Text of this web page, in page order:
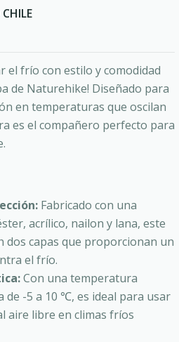
el frío con estilo y comodidad
de Naturehike! Diseñado para
en temperaturas que oscilan
es el compañero perfecto para
Fabricado con una
acrílico, nailon y lana, este
dos capas que proporcionan un
el frío.
Con una temperatura
de -5 a 10 ℃, es ideal para usar
aire libre en climas fríos